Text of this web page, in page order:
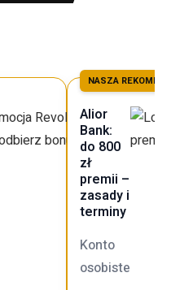
NASZA
Alior
Bank:
do 800
zł
premii –
zasady i
terminy
Konto
osobiste